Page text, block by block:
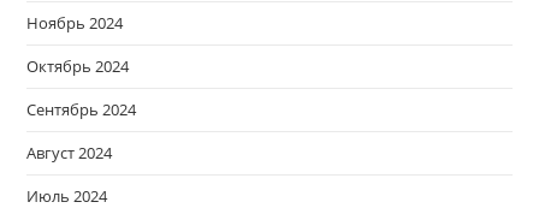
Ноябрь 2024
Октябрь 2024
Сентябрь 2024
Август 2024
Июль 2024